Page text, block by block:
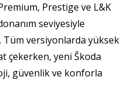
Prestige ve L&K
seviyesiyle
Tüm versiyonlarda yüksek
çekerken, yeni Škoda
güvenlik ve konforla